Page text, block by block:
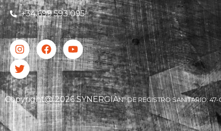
+34 699 593 095
Copyright@ 2026 SYNERGIANº DE REGISTRO SANITARIO: 47-